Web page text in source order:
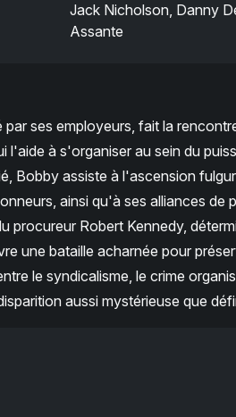
Jack Nicholson, Danny
Assante
ses employeurs, fait la
à s'organiser au sein du
Bobby assiste à l'ascension
ainsi qu'à ses alliances de
procureur Robert Kennedy,
une bataille acharnée pour
le syndicalisme, le crime
aussi mystérieuse que